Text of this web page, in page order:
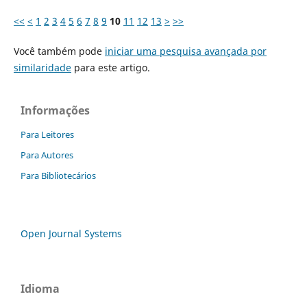
<< < 1 2 3 4 5 6 7 8 9 10 11 12 13 > >>
Você também pode iniciar uma pesquisa avançada por
similaridadepara este artigo.
Informações
Para Leitores
Para Autores
Para Bibliotecários
Open Journal Systems
Idioma